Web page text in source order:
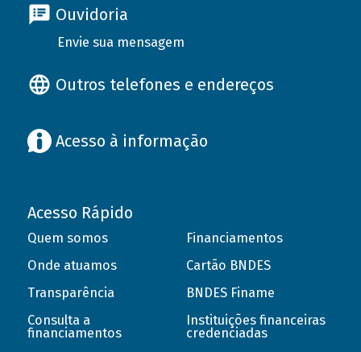
Ouvidoria
Envie sua mensagem
Outros telefones e endereços
Acesso à informação
Acesso Rápido
Quem somos
Onde atuamos
Transparência
Consulta a
financiamentos
Financiamentos
Cartão BNDES
BNDES Finame
Instituições financeiras
credenciadas